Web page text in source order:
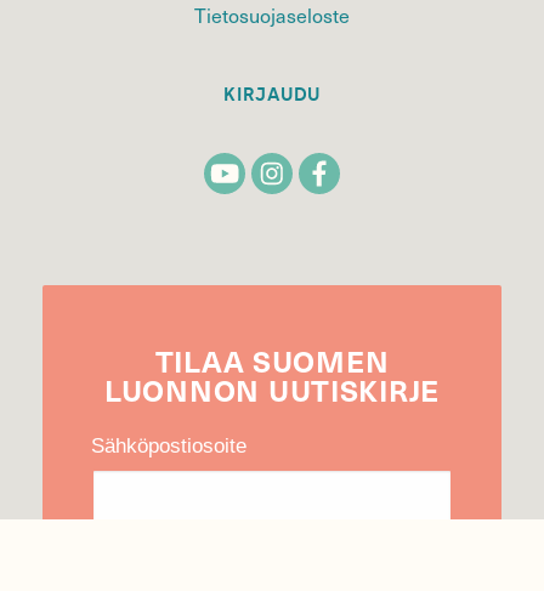
Tietosuojaseloste
KIRJAUDU
TILAA SUOMEN
LUONNON UUTIS­KIRJE
Sähköpostiosoite